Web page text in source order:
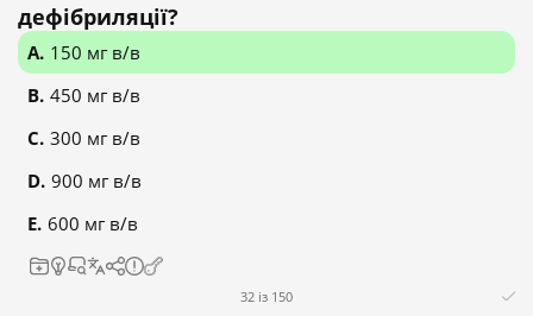
дефібриляції?
150 мг в/в
450 мг в/в
300 мг в/в
900 мг в/в
600 мг в/в
32 із 150